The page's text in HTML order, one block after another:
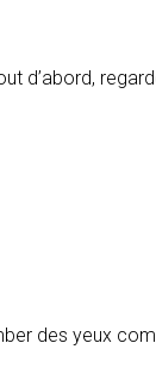
d’abord,
des yeux